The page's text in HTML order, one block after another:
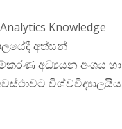
Knowledge
අත්සන්
අධ්‍යයන අංශය හා
විශ්වවිද්‍යාලයීය